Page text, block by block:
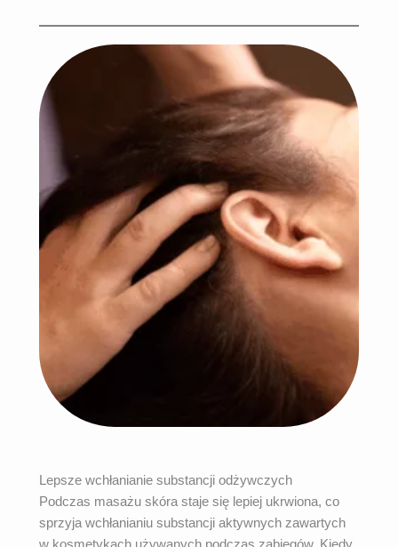
Lepsze wchłanianie substancji odżywczych
Podczas masażu skóra staje się lepiej ukrwiona, co
sprzyja wchłanianiu substancji aktywnych zawartych